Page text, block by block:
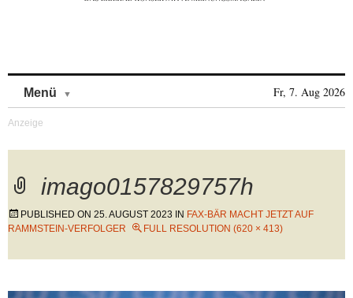
Menü Fr, 7. Aug 2026
imago0157829757h
PUBLISHED ON 25. AUGUST 2023 IN FAX-BÄR MACHT JETZT AUF
RAMMSTEIN-VERFOLGER
FULL RESOLUTION (620 × 413)